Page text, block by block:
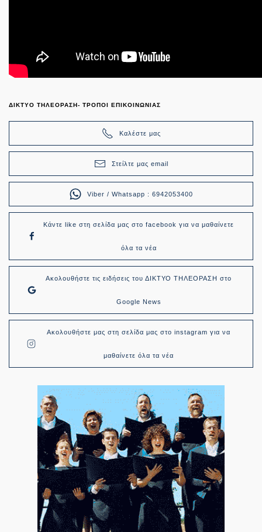
ΔΙΚΤΥΟ ΤΗΛΕΟΡΑΣΗ- ΤΡΟΠΟΙ ΕΠΙΚΟΙΝΩΝΙΑΣ
Καλέστε μας
Στείλτε μας email
Viber / Whatsapp : 6942053400
Κάντε like στη σελίδα μας στο facebook για να μαθαίνετε
όλα τα νέα
Ακολουθήστε τις ειδήσεις του ΔΙΚΤΥΟ ΤΗΛΕΟΡΑΣΗ στο
Google News
Ακολουθήστε μας στη σελίδα μας στο instagram για να
μαθαίνετε όλα τα νέα